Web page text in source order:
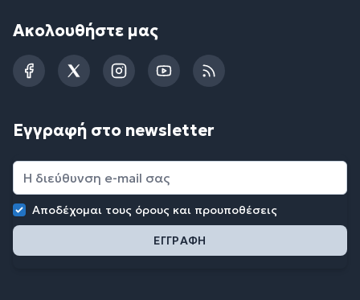
Ακολουθήστε μας
FacebookTwitterInstagramYouTubeRSS
Εγγραφή στο newsletter
Αποδέχομαι τους όρους και προυποθέσεις